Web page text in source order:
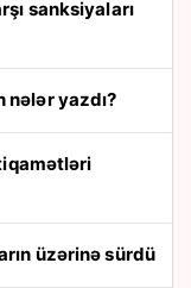
nələr yazdı?
üzərinə sürdü